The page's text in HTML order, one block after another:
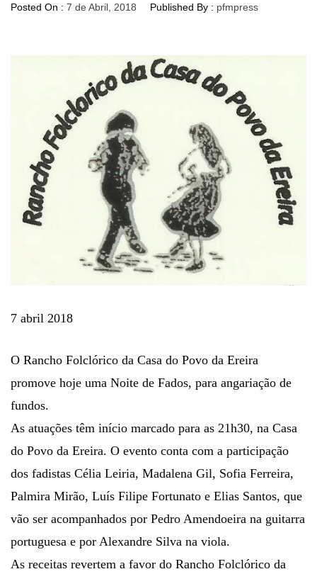
Posted On : 7 de Abril, 2018 Published By : pfmpress
7 abril 2018
O Rancho Folclórico da Casa do Povo da Ereira
promove hoje uma Noite de Fados, para angariação de
fundos.
As atuações têm início marcado para as 21h30, na Casa
do Povo da Ereira. O evento conta com a participação
dos fadistas Célia Leiria, Madalena Gil, Sofia Ferreira,
Palmira Mirão, Luís Filipe Fortunato e Elias Santos, que
vão ser acompanhados por Pedro Amendoeira na guitarra
portuguesa e por Alexandre Silva na viola.
As receitas revertem a favor do Rancho Folclórico da